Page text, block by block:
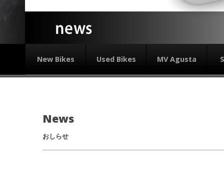
New Bikes Used Bikes MV Agusta
News
おしらせ